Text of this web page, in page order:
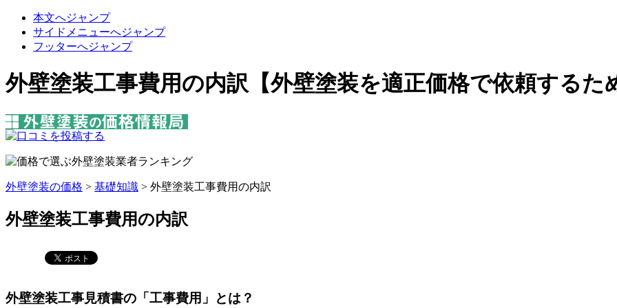
本文へジャンプ
サイドメニューへジャンプ
フッターへジャンプ
外壁塗装工事費用の内訳【外壁塗装を適正価格で依頼するた
外壁塗装の価格 > 基礎知識 > 外壁塗装工事費用の内訳
外壁塗装工事費用の内訳
外壁塗装工事見積書の「工事費用」とは？